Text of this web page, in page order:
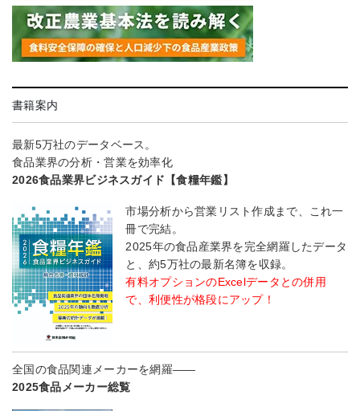
書籍案内
最新5万社のデータベース。
食品業界の分析・営業を効率化
2026食品業界ビジネスガイド【食糧年鑑】
市場分析から営業リスト作成まで、これ一
冊で完結。
2025年の食品産業界を完全網羅したデータ
と、約5万社の最新名簿を収録。
有料オプションのExcelデータとの併用
で、利便性が格段にアップ！
全国の食品関連メーカーを網羅――
2025食品メーカー総覧